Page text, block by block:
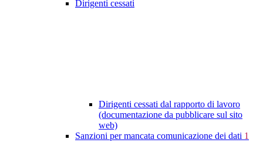
Dirigenti cessati
Dirigenti cessati dal rapporto di lavoro
(documentazione da pubblicare sul sito
web)
Sanzioni per mancata comunicazione dei dati 1